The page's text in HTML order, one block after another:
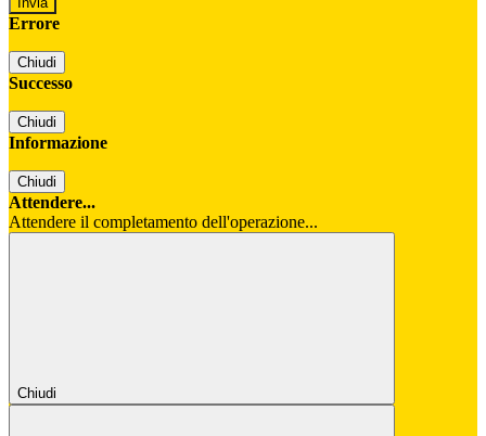
Errore
Chiudi
Successo
Chiudi
Informazione
Chiudi
Attendere...
Attendere il completamento dell'operazione...
Chiudi